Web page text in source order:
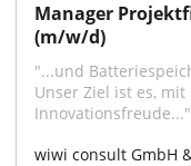
Manager
(m/w/d)
"...und
Unser Ziel ist es,
Innovationsfreude..."
wiwi consult GmbH